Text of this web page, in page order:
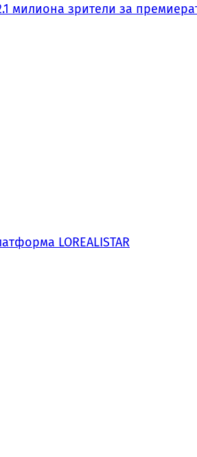
милиона зрители за
LOREALISTAR